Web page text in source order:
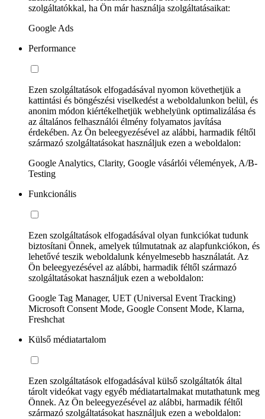
szolgáltatókkal, ha Ön már használja szolgáltatásaikat:
Google Ads
Performance
Ezen szolgáltatások elfogadásával nyomon követhetjük a
kattintási és böngészési viselkedést a weboldalunkon belül, és
anonim módon kiértékelhetjük webhelyünk optimalizálása és
az általános felhasználói élmény folyamatos javítása
érdekében. Az Ön beleegyezésével az alábbi, harmadik féltől
származó szolgáltatásokat használjuk ezen a weboldalon:
Google Analytics, Clarity, Google vásárlói vélemények, A/B-
Testing
Funkcionális
Ezen szolgáltatások elfogadásával olyan funkciókat tudunk
biztosítani Önnek, amelyek túlmutatnak az alapfunkciókon, és
lehetővé teszik weboldalunk kényelmesebb használatát. Az
Ön beleegyezésével az alábbi, harmadik féltől származó
szolgáltatásokat használjuk ezen a weboldalon:
Google Tag Manager, UET (Universal Event Tracking)
Microsoft Consent Mode, Google Consent Mode, Klarna,
Freshchat
Külső médiatartalom
Ezen szolgáltatások elfogadásával külső szolgáltatók által
tárolt videókat vagy egyéb médiatartalmakat mutathatunk meg
Önnek. Az Ön beleegyezésével az alábbi, harmadik féltől
származó szolgáltatásokat használjuk ezen a weboldalon: